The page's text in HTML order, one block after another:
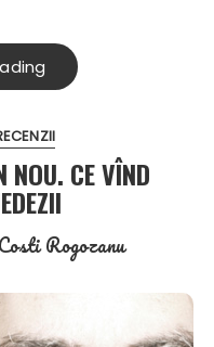
NOU. CE VÎND
Costi Rogozanu